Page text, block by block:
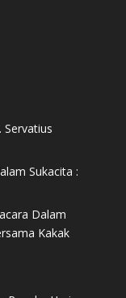
Servatius
Sukacita :
Dalam
Kakak